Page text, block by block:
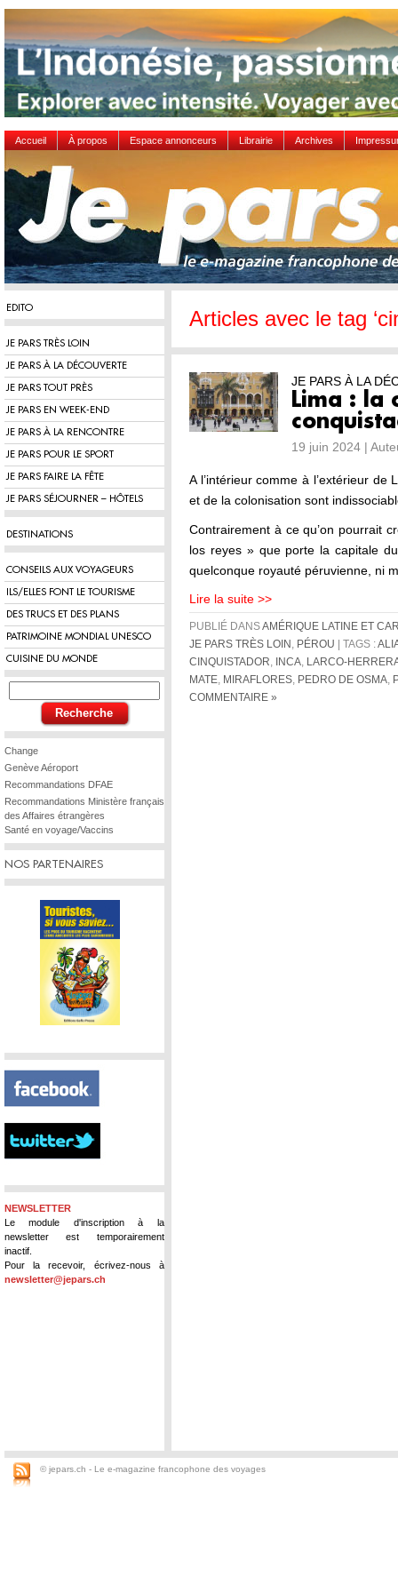
Accueil À propos Espace annonceurs Librairie Archives
EDITO
JE PARS TRÈS LOIN
JE PARS À LA DÉCOUVERTE
JE PARS TOUT PRÈS
JE PARS EN WEEK-END
JE PARS À LA RENCONTRE
JE PARS POUR LE SPORT
JE PARS FAIRE LA FÊTE
JE PARS SÉJOURNER – HÔTELS
DESTINATIONS
CONSEILS AUX VOYAGEURS
ILS/ELLES FONT LE TOURISME
DES TRUCS ET DES PLANS
PATRIMOINE MONDIAL UNESCO
CUISINE DU MONDE
Change
Genève Aéroport
Recommandations DFAE
Recommandations Ministère français
des Affaires étrangères
Santé en voyage/Vaccins
NOS PARTENAIRES
NEWSLETTER
Le module d'inscription à la
newsletter est temporairement
inactif.
Pour la recevoir, écrivez-nous à
newsletter@jepars.ch
Articles avec le tag
JE PARS À LA
Lima : la
19 juin 2024 |
A l’intérieur comme à l’extérieur de
et de la colonisation sont
Contrairement à ce qu’on pourrait
los reyes » que porte la capitale
quelconque royauté péruvienne, ni
Lire la suite >>
PUBLIÉ DANSAMÉRIQUE LATINE ET
JE PARS TRÈS LOIN
PÉROU | TAGS :
CINQUISTADOR
INCA
LARCO-
MATE
MIRAFLORES PEDRO DE OSMA
COMMENTAIRE »
© jepars.ch - Le e-magazine francophone des voyages